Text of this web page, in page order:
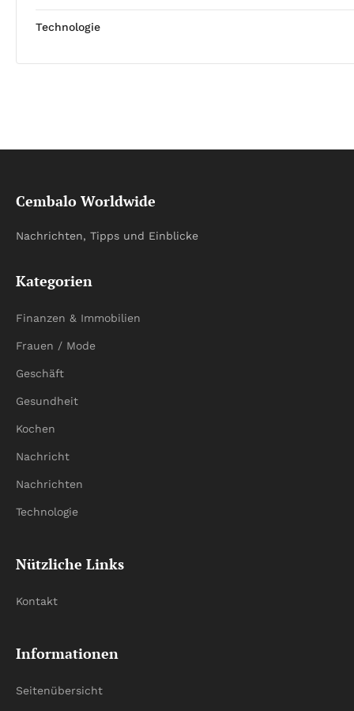
Technologie
Cembalo Worldwide
Nachrichten, Tipps und Einblicke
Kategorien
Finanzen & Immobilien
Frauen / Mode
Geschäft
Gesundheit
Kochen
Nachricht
Nachrichten
Technologie
Nützliche Links
Kontakt
Informationen
Seitenübersicht